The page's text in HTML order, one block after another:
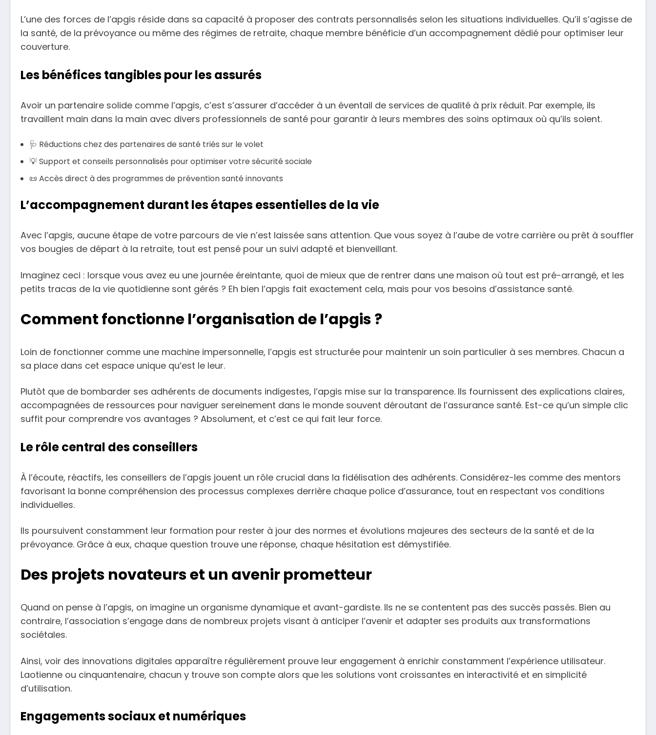
L’une des forces de l’apgis réside dans sa capacité à proposer des contrats personnalisés selon les situations individuelles. Qu’il s’agisse de
la santé, de la prévoyance ou même des régimes de retraite, chaque membre bénéficie d’un accompagnement dédié pour optimiser leur
couverture.
Les bénéfices tangibles pour les assurés
Avoir un partenaire solide comme l’apgis, c’est s’assurer d’accéder à un éventail de services de qualité à prix réduit. Par exemple, ils
travaillent main dans la main avec divers professionnels de santé pour garantir à leurs membres des soins optimaux où qu’ils soient.
🩺 Réductions chez des partenaires de santé triés sur le volet
💡 Support et conseils personnalisés pour optimiser votre sécurité sociale
📜 Accès direct à des programmes de prévention santé innovants
L’accompagnement durant les étapes essentielles de la vie
Avec l’apgis, aucune étape de votre parcours de vie n’est laissée sans attention. Que vous soyez à l’aube de votre carrière ou prêt à souffler
vos bougies de départ à la retraite, tout est pensé pour un suivi adapté et bienveillant.
Imaginez ceci : lorsque vous avez eu une journée éreintante, quoi de mieux que de rentrer dans une maison où tout est pré-arrangé, et les
petits tracas de la vie quotidienne sont gérés ? Eh bien l’apgis fait exactement cela, mais pour vos besoins d’assistance santé.
Comment fonctionne l’organisation de l’apgis ?
Loin de fonctionner comme une machine impersonnelle, l’apgis est structurée pour maintenir un soin particulier à ses membres. Chacun a
sa place dans cet espace unique qu’est le leur.
Plutôt que de bombarder ses adhérents de documents indigestes, l’apgis mise sur la transparence. Ils fournissent des explications claires,
accompagnées de ressources pour naviguer sereinement dans le monde souvent déroutant de l’assurance santé. Est-ce qu’un simple clic
suffit pour comprendre vos avantages ? Absolument, et c’est ce qui fait leur force.
Le rôle central des conseillers
À l’écoute, réactifs, les conseillers de l’apgis jouent un rôle crucial dans la fidélisation des adhérents. Considérez-les comme des mentors
favorisant la bonne compréhension des processus complexes derrière chaque police d’assurance, tout en respectant vos conditions
individuelles.
Ils poursuivent constamment leur formation pour rester à jour des normes et évolutions majeures des secteurs de la santé et de la
prévoyance. Grâce à eux, chaque question trouve une réponse, chaque hésitation est démystifiée.
Des projets novateurs et un avenir prometteur
Quand on pense à l’apgis, on imagine un organisme dynamique et avant-gardiste. Ils ne se contentent pas des succès passés. Bien au
contraire, l’association s’engage dans de nombreux projets visant à anticiper l’avenir et adapter ses produits aux transformations
sociétales.
Ainsi, voir des innovations digitales apparaître régulièrement prouve leur engagement à enrichir constamment l’expérience utilisateur.
Laotienne ou cinquantenaire, chacun y trouve son compte alors que les solutions vont croissantes en interactivité et en simplicité
d’utilisation.
Engagements sociaux et numériques